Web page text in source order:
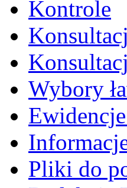
Kontrole
Wybory
Pliki do